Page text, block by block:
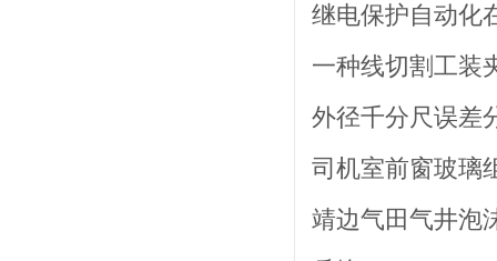
继电保护自动化
一种线切割工装
外径千分尺误差
司机室前窗玻璃
靖边气田气井泡